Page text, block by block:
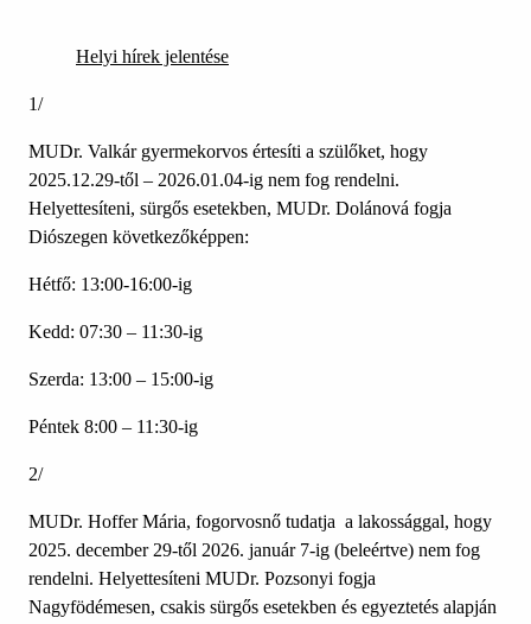
Helyi hírek jelentése
1/
MUDr. Valkár gyermekorvos értesíti a szülőket, hogy
2025.12.29-től – 2026.01.04-ig nem fog rendelni.
Helyettesíteni, sürgős esetekben, MUDr. Dolánová fogja
Diószegen következőképpen:
Hétfő: 13:00-16:00-ig
Kedd: 07:30 – 11:30-ig
Szerda: 13:00 – 15:00-ig
Péntek 8:00 – 11:30-ig
2/
MUDr. Hoffer Mária, fogorvosnő tudatja a lakossággal, hogy
2025. december 29-től 2026. január 7-ig (beleértve) nem fog
rendelni. Helyettesíteni MUDr. Pozsonyi fogja
Nagyfödémesen, csakis sürgős esetekben és egyeztetés alapján